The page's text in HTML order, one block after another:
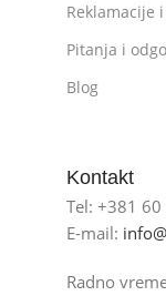
Reklamacije
Pitanja i
Blog
Kontakt
Tel: +381
E-mail:
Radno